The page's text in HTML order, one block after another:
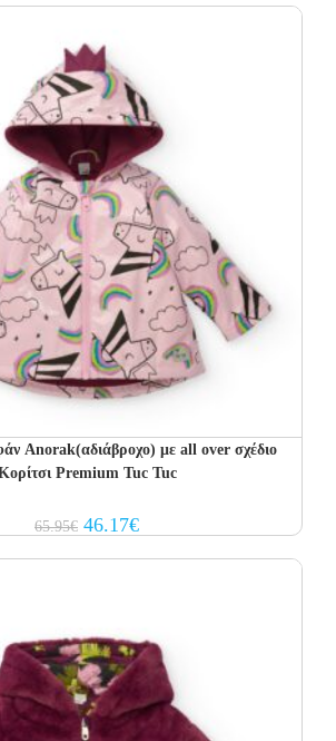
Anorak(αδιάβροχο) με all over σχέδιο
Premium Tuc Tuc
65.95€ Original
price
46.17€Current
price